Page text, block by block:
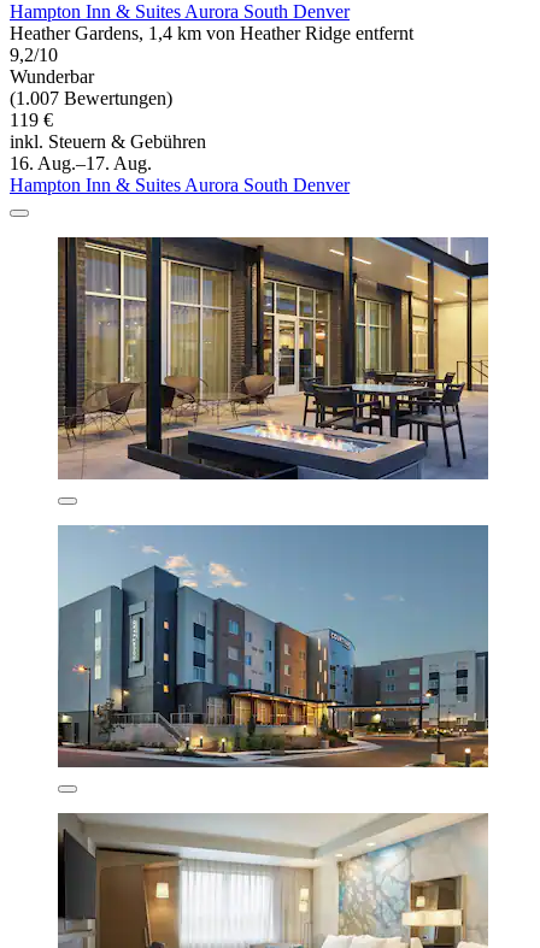
Hampton Inn & Suites Aurora South Denver
Heather Gardens, 1,4 km von Heather Ridge entfernt
9,2/10
Wunderbar
(1.007 Bewertungen)
119 €
inkl. Steuern & Gebühren
16. Aug.–17. Aug.
Hampton Inn & Suites Aurora South Denver